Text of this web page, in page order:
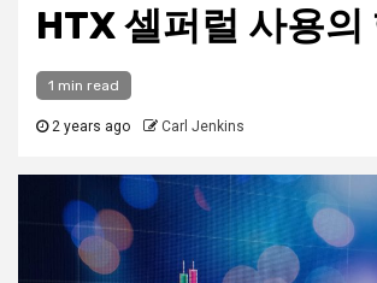
HTX 셀퍼럴 사용의
1 min read
2 years ago Carl Jenkins